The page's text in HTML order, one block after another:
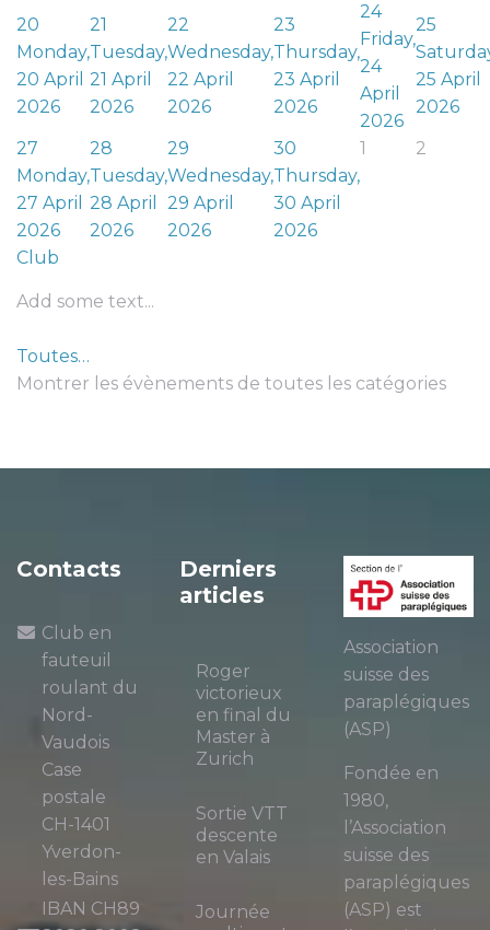
20
Monday,
20 April
2026
21
Tuesday,
21 April
2026
22
Wednesday,
22 April
2026
23
Thursday,
23 April
2026
24
Friday,
24
April
2026
25
25 April
2026
27
Monday,
27 April
2026
28
Tuesday,
28 April
2026
29
Wednesday,
29 April
2026
30
Thursday,
30 April
2026
1 2
Club
Add some text...
Toutes…
Montrer les évènements de toutes les catégories
Contacts
Club en
fauteuil
roulant du
Nord-
Vaudois
Case
postale
CH-1401
Yverdon-
les-Bains
IBAN CH89
Derniers
articles
Roger
victorieux
en final du
Master à
Zurich
Sortie VTT
descente
en Valais
Journée
Association
suisse des
paraplégiques
(ASP)
Fondée en
1980,
l’Association
suisse des
paraplégiques
(ASP) est